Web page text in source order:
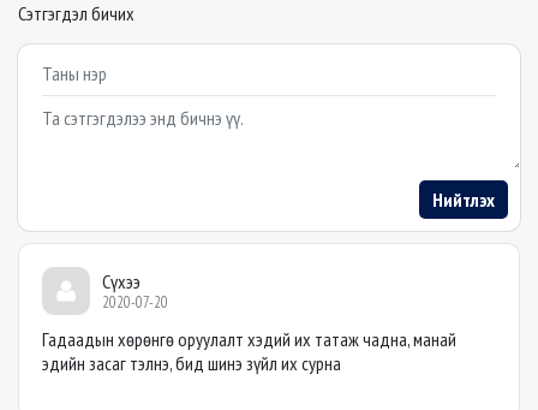
Сэтгэгдэл бичих
Example textarea
Нийтлэх
Сүхээ
2020-07-20
Гадаадын хөрөнгө оруулалт хэдий их татаж чадна, манай
эдийн засаг тэлнэ, бид шинэ зүйл их сурна